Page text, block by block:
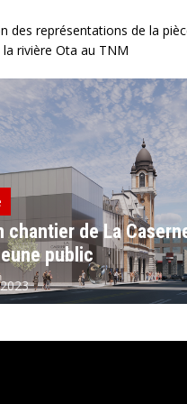
des représentations de la
rivière Ota au TNM
chantier de La
public